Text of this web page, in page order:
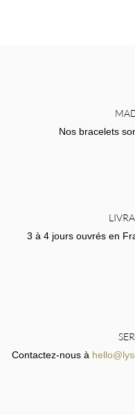
Nos bracelets
3 à 4 jours ouvrés en
Contactez-nous à